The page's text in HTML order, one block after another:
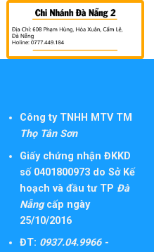
Công ty TNHH MTV TM
Thọ Tân Sơn
Giấy chứng nhận ĐKKD
số 0401800973 do Sở Kế
hoạch và đầu tư TP Đà
Nẵngcấp ngày
25/10/2016
ĐT: 0937.04.9966 -